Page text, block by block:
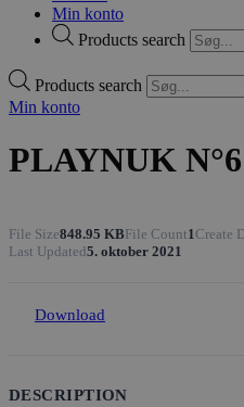
Min konto
Products search
Products search
Min konto
PLAYNUK N°6
File Size848.95 KBFile Count1Create
Last Updated5. oktober 2021
Download
DESCRIPTION